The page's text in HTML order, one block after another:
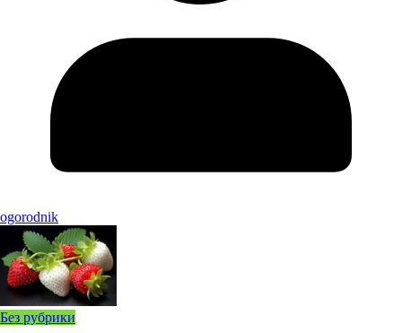
ogorodnik
Без рубрики